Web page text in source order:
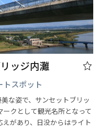
ッジ内灘
トスポット
な姿で、サンセットブリッ
クとして観光名所となって
があり、日没からはライト